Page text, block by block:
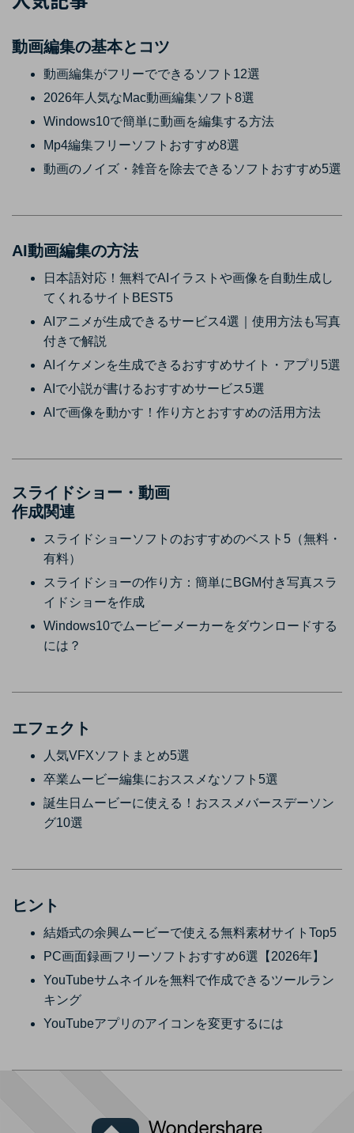
動画編集の基本とコツ
動画編集がフリーでできるソフト12選
2026年人気なMac動画編集ソフト8選
Windows10で簡単に動画を編集する方法
Mp4編集フリーソフトおすすめ8選
動画のノイズ・雑音を除去できるソフトおすすめ5選
AI動画編集の方法
日本語対応！無料でAIイラストや画像を自動生成し
てくれるサイトBEST5
AIアニメが生成できるサービス4選｜使用方法も写真
付きで解説
AIイケメンを生成できるおすすめサイト・アプリ5選
AIで小説が書けるおすすめサービス5選
AIで画像を動かす！作り方とおすすめの活用方法
スライドショー・動画
作成関連
スライドショーソフトのおすすめのベスト5（無料・
有料）
スライドショーの作り方：簡単にBGM付き写真スラ
イドショーを作成
Windows10でムービーメーカーをダウンロードする
には？
エフェクト
人気VFXソフトまとめ5選
卒業ムービー編集におススメなソフト5選
誕生日ムービーに使える！おススメバースデーソン
グ10選
ヒント
結婚式の余興ムービーで使える無料素材サイトTop5
PC画面録画フリーソフトおすすめ6選【2026年】
YouTubeサムネイルを無料で作成できるツールラン
キング
YouTubeアプリのアイコンを変更するには